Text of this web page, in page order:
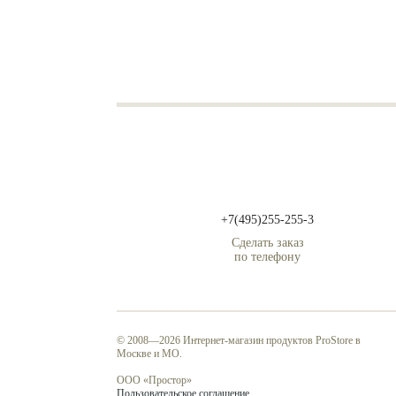
+7(495)255-255-3
Сделать заказ
по телефону
© 2008—2026 Интернет-магазин продуктов ProStore в
Москве и МО.
ООО «Простор»
Пользовательское соглашение